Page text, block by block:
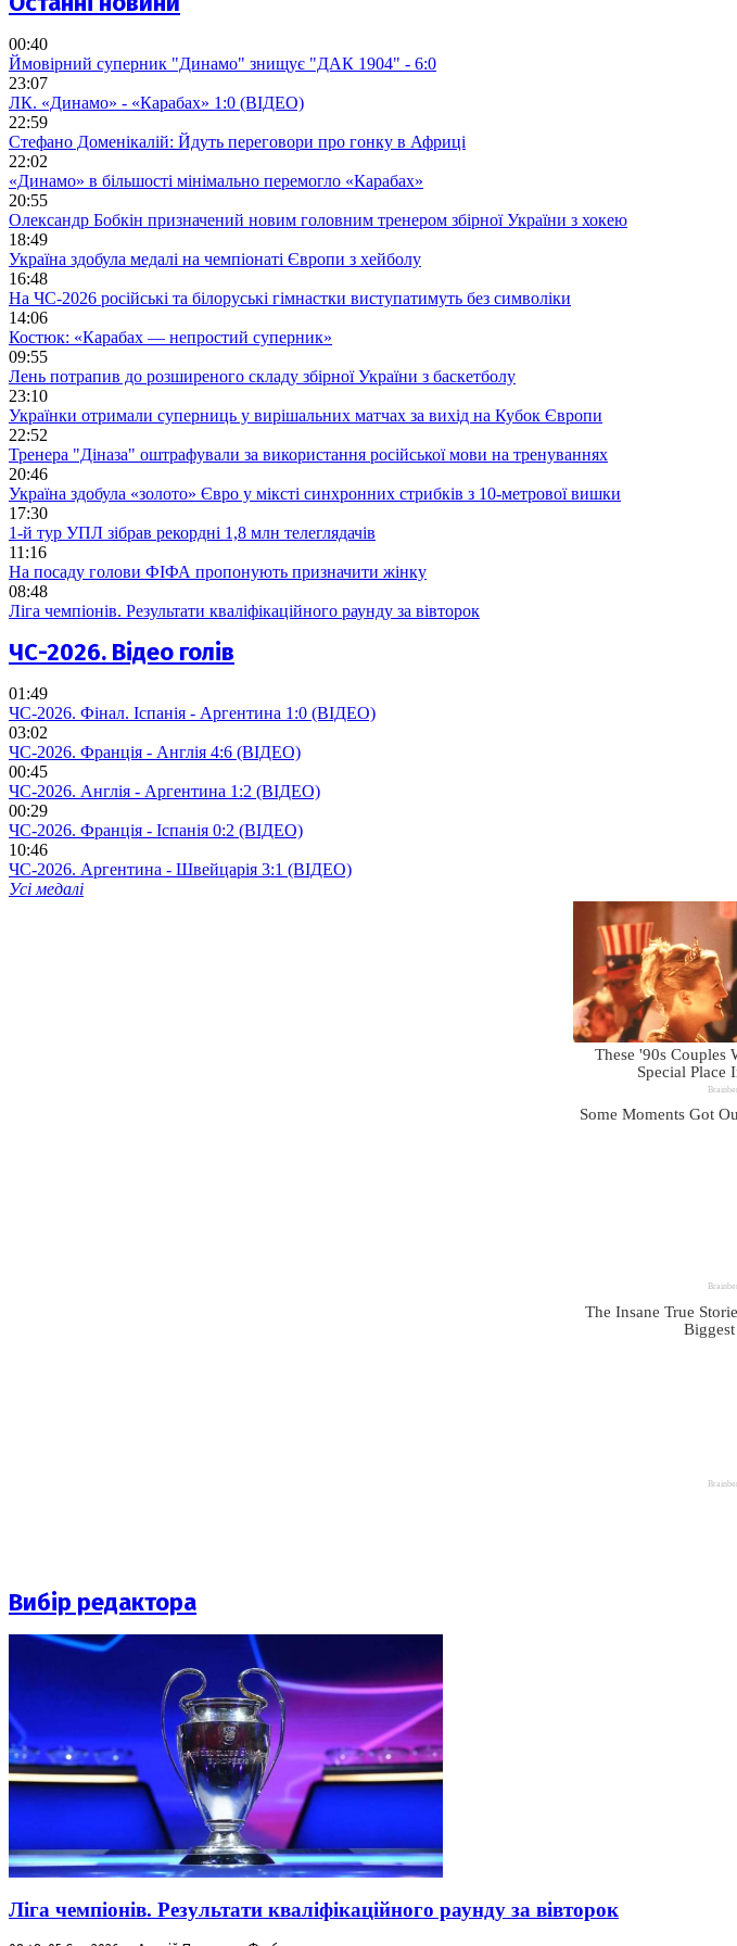
00:40
Ймовірний суперник "Динамо" знищує "ДАК 1904" - 6:0
23:07
ЛК. «Динамо» - «Карабах» 1:0 (ВІДЕО)
22:59
Стефано Доменікалій: Йдуть переговори про гонку в Африці
22:02
«Динамо» в більшості мінімально перемогло «Карабах»
20:55
Олександр Бобкін призначений новим головним тренером збірної України з хокею
18:49
Україна здобула медалі на чемпіонаті Європи з хейболу
16:48
На ЧС-2026 російські та білоруські гімнастки виступатимуть без символіки
14:06
Костюк: «Карабах — непростий суперник»
09:55
Лень потрапив до розширеного складу збірної України з баскетболу
23:10
Українки отримали суперниць у вирішальних матчах за вихід на Кубок Європи
22:52
Тренера "Діназа" оштрафували за використання російської мови на тренуваннях
20:46
Україна здобула «золото» Євро у міксті синхронних стрибків з 10-метрової вишки
17:30
1-й тур УПЛ зібрав рекордні 1,8 млн телеглядачів
11:16
На посаду голови ФІФА пропонують призначити жінку
08:48
Ліга чемпіонів. Результати кваліфікаційного раунду за вівторок
ЧС-2026. Відео голів
01:49
ЧС-2026. Фінал. Іспанія - Аргентина 1:0 (ВІДЕО)
03:02
ЧС-2026. Франція - Англія 4:6 (ВІДЕО)
00:45
ЧС-2026. Англія - Аргентина 1:2 (ВІДЕО)
00:29
ЧС-2026. Франція - Іспанія 0:2 (ВІДЕО)
10:46
ЧС-2026. Аргентина - Швейцарія 3:1 (ВІДЕО)
Усі медалі
Вибір редактора
Ліга чемпіонів. Результати кваліфікаційного раунду за вівторок